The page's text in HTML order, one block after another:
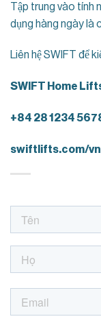
Tập trung vào tính
dụng hàng ngày là
Liên hệ SWIFT để
SWIFT Home
+84 28 1234
swiftlifts.com/vn